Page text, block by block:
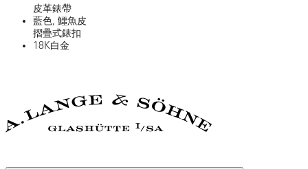
皮革錶帶
藍色, 鱷魚皮
摺疊式錶扣
18K白金